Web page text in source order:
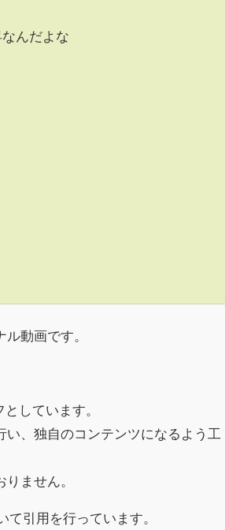
んだよな
動画です。
しています。
、独自のコンテンツになるよう工
ません。
引用を行っています。